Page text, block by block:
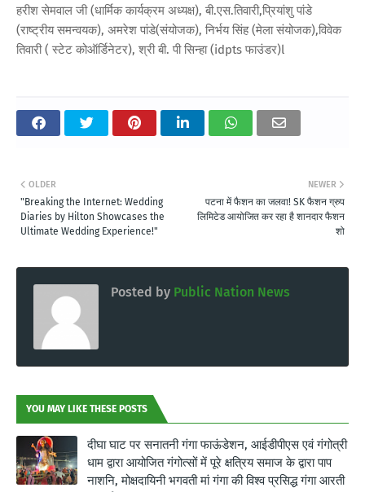
हरीश सेमवाल जी (धार्मिक कार्यक्रम अध्यक्ष), बी.एस.तिवारी,प्रियांशु पांडे
(राष्ट्रीय समन्वयक), अमरेश पांडे(संयोजक), निर्भय सिंह (मेला संयोजक),विवेक
तिवारी ( स्टेट कोऑर्डिनेटर), श्री बी. पी सिन्हा (idpts फाउंडर)l
NEWER
पटना में फैशन का जलवा! SK फैशन ग्रुप
लिमिटेड आयोजित कर रहा है शानदार फैशन
शो
OLDER
"Breaking the Internet: Wedding
Diaries by Hilton Showcases the
Ultimate Wedding Experience!"
Posted by Public Nation News
YOU MAY LIKE THESE POSTS
दीघा घाट पर सनातनी गंगा फाऊंडेशन, आईडीपीएस एवं गंगोत्री
धाम द्वारा आयोजित गंगोत्सों में पूरे क्षत्रिय समाज के द्वारा पाप
नाशनि, मोक्षदायिनी भगवती मां गंगा की विश्व प्रसिद्ध गंगा आरती